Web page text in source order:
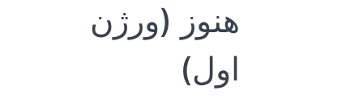
هنوز (ورژن
اول)